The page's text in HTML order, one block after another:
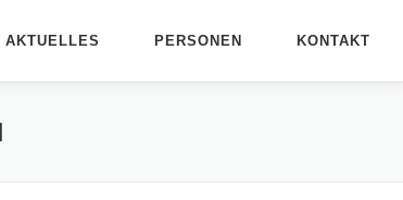
AKTUELLES PERSONEN KONTAKT